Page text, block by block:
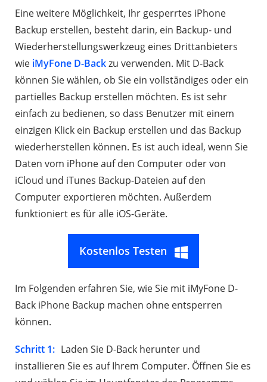
Eine weitere Möglichkeit, Ihr gesperrtes iPhone
Backup erstellen, besteht darin, ein Backup- und
Wiederherstellungswerkzeug eines Drittanbieters
wie iMyFone D-Backzu verwenden. Mit D-Back
können Sie wählen, ob Sie ein vollständiges oder ein
partielles Backup erstellen möchten. Es ist sehr
einfach zu bedienen, so dass Benutzer mit einem
einzigen Klick ein Backup erstellen und das Backup
wiederherstellen können. Es ist auch ideal, wenn Sie
Daten vom iPhone auf den Computer oder von
iCloud und iTunes Backup-Dateien auf den
Computer exportieren möchten. Außerdem
funktioniert es für alle iOS-Geräte.
Kostenlos Testen
Im Folgenden erfahren Sie, wie Sie mit iMyFone D-
Back iPhone Backup machen ohne entsperren
können.
Schritt 1: Laden Sie D-Back herunter und
installieren Sie es auf Ihrem Computer. Öffnen Sie es